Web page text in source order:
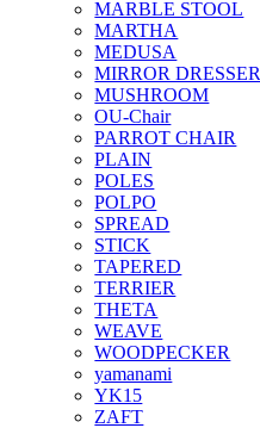
MARBLE STOOL
MARTHA
MEDUSA
MIRROR DRESSER
MUSHROOM
OU-Chair
PARROT CHAIR
PLAIN
POLES
POLPO
SPREAD
STICK
TAPERED
TERRIER
THETA
WEAVE
WOODPECKER
yamanami
YK15
ZAFT